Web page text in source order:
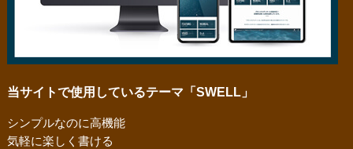
当サイトで使用しているテーマ「SWELL」
シンプルなのに高機能
気軽に楽しく書ける